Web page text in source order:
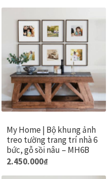
My Home | Bộ khung ảnh
treo tường trang trí nhà 6
bức, gỗ sồi nâu – MH6B
2.450.000₫